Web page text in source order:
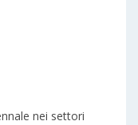
nei settori